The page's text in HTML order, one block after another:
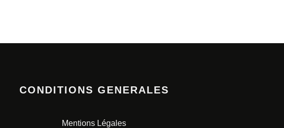
CONDITIONS GENERALES
Mentions Légales